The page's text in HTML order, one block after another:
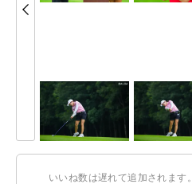
いいね数は遅れて追加されます。